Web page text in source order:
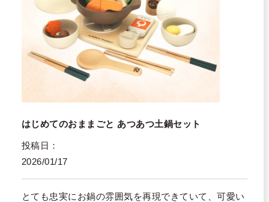
はじめてのおままごと あつあつ土鍋セット
投稿日
2026/01/17
とても忠実にお鍋の雰囲気を再現できていて、可愛い